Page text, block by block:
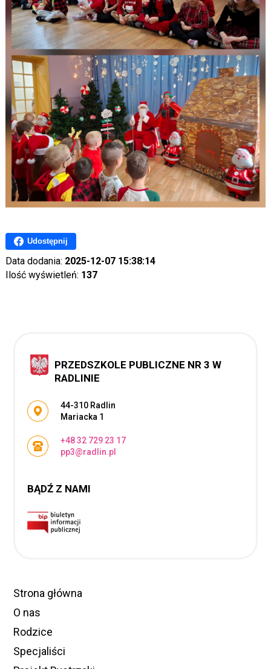
Udostępnij
Data dodania: 2025-12-07 15:38:14
Ilość wyświetleń: 137
PRZEDSZKOLE PUBLICZNE NR 3 W
RADLINIE
Adres pocztowy:
44-310 Radlin
Mariacka 1
+48 32 729 23 17
pp3@radlin.pl
BĄDŹ Z NAMI
Strona główna
O nas
Rodzice
Specjaliści